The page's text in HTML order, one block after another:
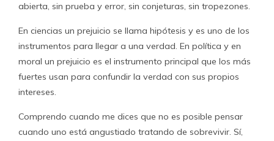
abierta, sin prueba y error, sin conjeturas, sin tropezones.
En ciencias un prejuicio se llama hipótesis y es uno de los
instrumentos para llegar a una verdad. En política y en
moral un prejuicio es el instrumento principal que los más
fuertes usan para confundir la verdad con sus propios
intereses.
Comprendo cuando me dices que no es posible pensar
cuando uno está angustiado tratando de sobrevivir. Sí,